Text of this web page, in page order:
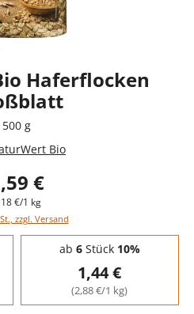
Haferflocken
500 g
Bio
€
€/1 kg
zzgl. Versand
ab 6Stück 10%
1,44 €
(2,88 €/1 kg)